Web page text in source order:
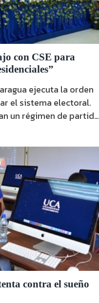
con CSE para
ejecuta la orden
el sistema electoral.
un régimen de partido
contra el sueño